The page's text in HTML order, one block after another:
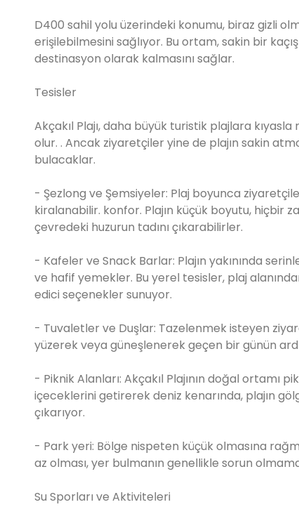
D400 sahil yolu üzerindeki konumu, biraz gizli
erişilebilmesini sağlıyor. Bu ortam, sakin bir
destinasyon olarak kalmasını sağlar.
Tesisler
Akçakıl Plajı, daha büyük turistik plajlara
olur. . Ancak ziyaretçiler yine de plajın sakin
bulacaklar.
- Şezlong ve Şemsiyeler: Plaj boyunca
kiralanabilir. konfor. Plajın küçük boyutu, hiçbir
çevredeki huzurun tadını çıkarabilirler.
- Kafeler ve Snack Barlar: Plajın yakınında
ve hafif yemekler. Bu yerel tesisler, plaj
edici seçenekler sunuyor.
- Tuvaletler ve Duşlar: Tazelenmek isteyen
yüzerek veya güneşlenerek geçen bir günün
- Piknik Alanları: Akçakıl Plajının doğal
içeceklerini getirerek deniz kenarında, plajın
çıkarıyor.
- Park yeri: Bölge nispeten küçük olmasına
az olması, yer bulmanın genellikle sorun
Su Sporları ve Aktiviteleri